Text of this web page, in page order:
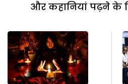
और कहानियां पढ़ने के